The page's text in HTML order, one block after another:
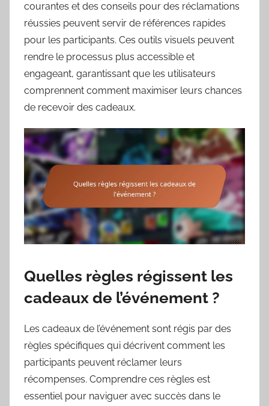
courantes et des conseils pour des réclamations
réussies peuvent servir de références rapides
pour les participants. Ces outils visuels peuvent
rendre le processus plus accessible et
engageant, garantissant que les utilisateurs
comprennent comment maximiser leurs chances
de recevoir des cadeaux.
Quelles règles régissent les
cadeaux de l’événement ?
Les cadeaux de l’événement sont régis par des
règles spécifiques qui décrivent comment les
participants peuvent réclamer leurs
récompenses. Comprendre ces règles est
essentiel pour naviguer avec succès dans le